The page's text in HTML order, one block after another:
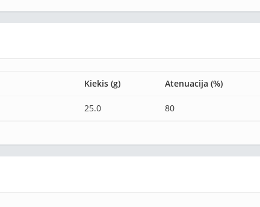
Kiekis (g) Atenuacija (%)
25.0 80